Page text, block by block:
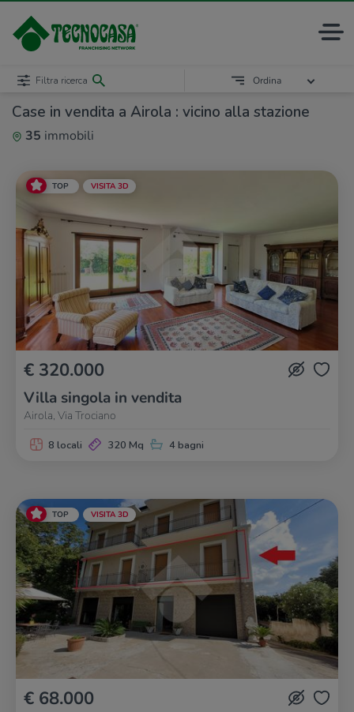
Case in vendita a Airola : vicino alla stazione
35 immobili
Filtra ricerca Ordina
TOP VISITA 3D
€ 320.000
Villa singola in vendita
Airola, Via Trociano
8 locali 320 Mq 4 bagni
TOP VISITA 3D
€ 68.000